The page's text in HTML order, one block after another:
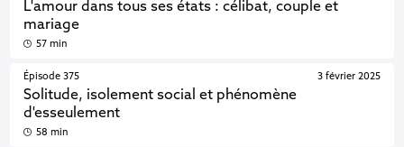
L'amour dans tous ses états : célibat, couple et
mariage
57 min
Épisode 375
Solitude, isolement social et phénomène
d'esseulement
3 février 2025
58 min